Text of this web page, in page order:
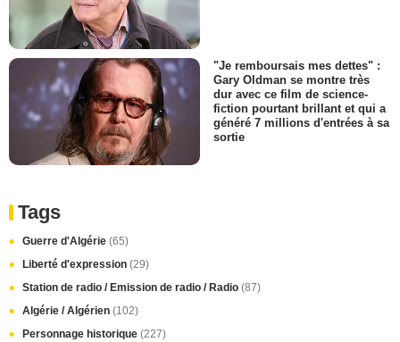
"Je remboursais mes dettes" :
Gary Oldman se montre très
dur avec ce film de science-
fiction pourtant brillant et qui a
généré 7 millions d'entrées à sa
sortie
Tags
Guerre d'Algérie (65)
Liberté d'expression (29)
Station de radio / Emission de radio / Radio (87)
Algérie / Algérien (102)
Personnage historique (227)